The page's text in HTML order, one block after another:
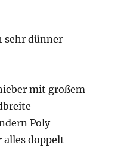
sehr dünner
mit großem
Poly
alles doppelt